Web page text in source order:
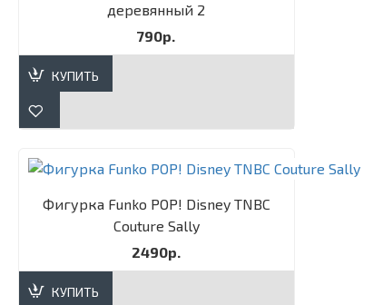
деревянный 2
790р.
КУПИТЬ
Фигурка Funko POP! Disney TNBC
Couture Sally​
2490р.
КУПИТЬ